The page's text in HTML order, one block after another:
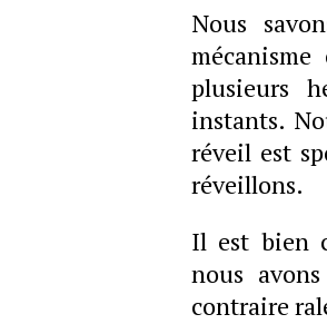
Nous
plusieurs
instants.
réveil est
réveillons.
Il est bien
nous
contraire